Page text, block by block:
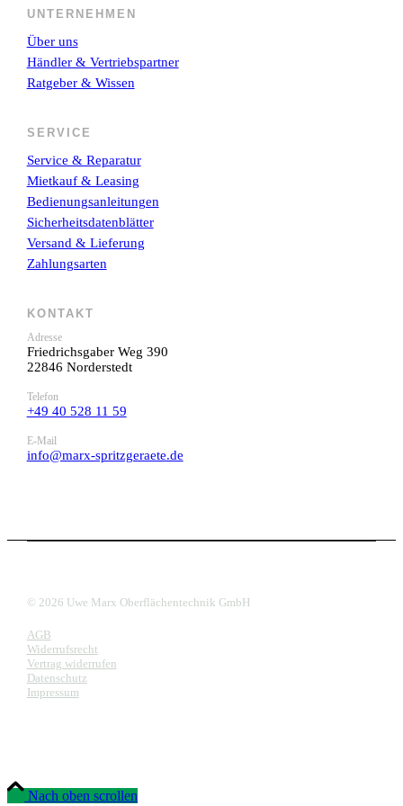
UNTERNEHMEN
Über uns
Händler & Vertriebspartner
Ratgeber & Wissen
SERVICE
Service & Reparatur
Mietkauf & Leasing
Bedienungsanleitungen
Sicherheitsdatenblätter
Versand & Lieferung
Zahlungsarten
KONTAKT
Adresse
Friedrichsgaber Weg 390
22846 Norderstedt
Telefon
+49 40 528 11 59
E-Mail
info@marx-spritzgeraete.de
© 2026 Uwe Marx Oberflächentechnik GmbH
AGB
Widerrufsrecht
Vertrag widerrufen
Datenschutz
Impressum
Nach oben scrollen